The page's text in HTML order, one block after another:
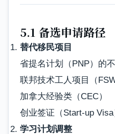
5.1 备选申请路径
替代移民项目
省提名计划（PNP）的
联邦技术工人项目（FSW
加拿大经验类（CEC）
创业签证（Start-up Visa
学习计划调整